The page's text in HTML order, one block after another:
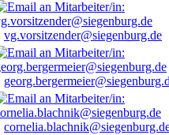
vg.vorsitzender@siegenburg.de